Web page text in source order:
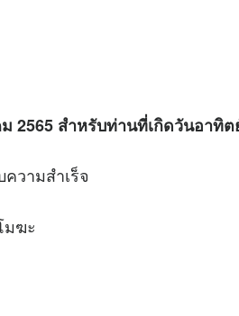
2565 สำหรับท่านที่เกิดวันอาทิต
ามสำเร็จ
ฆะ